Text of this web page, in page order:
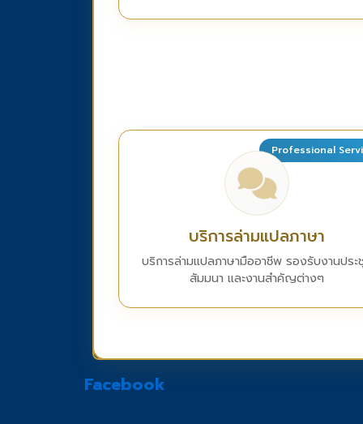
Professional
บริการล่ามแปลภาษา
บริการล่ามแปลภาษามืออาชีพ รองรับงานประ
สัมมนา และงานสำคัญต่างๆ
Facebook